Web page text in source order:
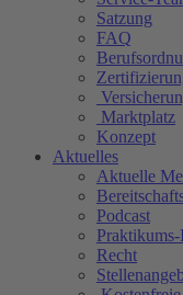
Satzung
FAQ
Marktplatz
Konzept
Aktuelles
Aktuelle
Podcast
Recht